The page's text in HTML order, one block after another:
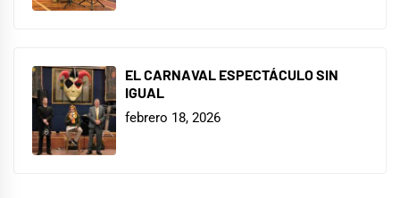
EL CARNAVAL ESPECTÁCULO SIN
IGUAL
febrero 18, 2026